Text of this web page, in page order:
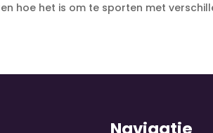
hoe het is om te sporten met